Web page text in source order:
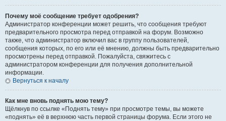
Почему моё сообщение требует одобрения?
Администратор конференции может решить, что сообщения требуют
предварительного просмотра перед отправкой на форум. Возможно
также, что администратор включил вас в группу пользователей,
сообщения которых, по его или её мнению, должны быть предварительно
просмотрены перед отправкой. Пожалуйста, свяжитесь с
администратором конференции для получения дополнительной
информации.
Вернуться к началу
Как мне вновь поднять мою тему?
Щёлкнув по ссылке «Поднять тему» при просмотре темы, вы можете
«поднять» её в верхнюю часть первой страницы форума. Если этого не